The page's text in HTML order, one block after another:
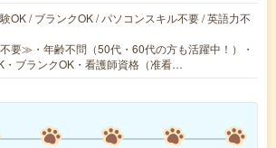
OK / ブランクOK / パソコンスキル不要 / 英語力不
要≫・年齢不問（50代・60代の方も活躍中！）・
・ブランクOK・看護師資格（准看…